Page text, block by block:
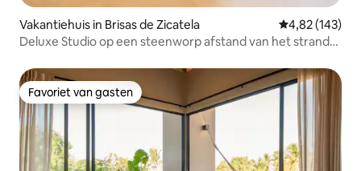
Vakantiehuis in Brisas de Zicatela Gemiddelde
4,82 (143)
Deluxe Studio op een steenworp afstand van het strand-
Favoriet van gasten
Favoriet van gasten